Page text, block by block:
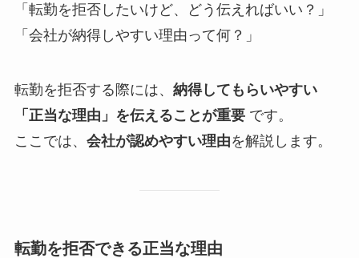
「転勤を拒否したいけど、どう伝えればいい？」
「会社が納得しやすい理由って何？」
転勤を拒否する際には、 納得してもらいやすい
「正当な理由」を伝えることが重要です。
ここでは、 会社が認めやすい理由を解説します。
転勤を拒否できる正当な理由